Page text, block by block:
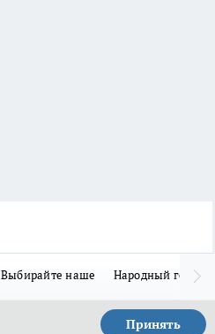
Выбирайте наше Народный герой
Принять